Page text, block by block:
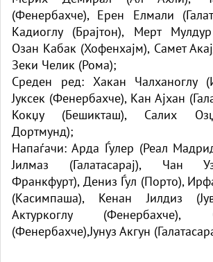
(Фенербахче), Ерен Елмали
Кадиоглу (Брајтон), Мерт
Озан Кабак (Хофенхајм), Самет
Зеки Челик (Рома);
Среден ред: Хакан Чалханоглу
Јуксек (Фенербахче), Кан Ајхан
Кокџу (Бешикташ), Салих
Дортмунд);
Напаѓачи: Арда Ѓулер (Реал
Јилмаз (Галатасарај), Чан
Франкфурт), Дениз Ѓул (Порто),
(Касимпаша), Кенан Јилдиз
Актуркоглу
(Фенербахче),Јунуз Акгун